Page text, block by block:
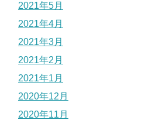
2021年5月
2021年4月
2021年3月
2021年2月
2021年1月
2020年12月
2020年11月